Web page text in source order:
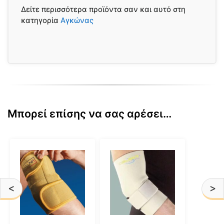
< >
Δείτε περισσότερα προϊόντα σαν και αυτό στη
κατηγορία Αγκώνας
Μπορεί επίσης να σας αρέσει…
το
προϊόν
έχει
πολλαπλές
παραλλαγές.
το
προϊόν
έχει
πολλαπλές
παραλλαγές.